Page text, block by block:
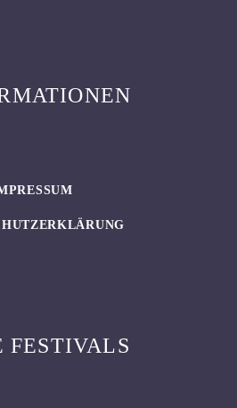
FESTIVALS